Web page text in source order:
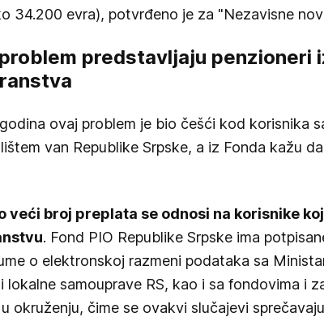
34.200 evra), potvrđeno je za "Nezavisne
predstavljaju penzioneri
ovaj problem je bio češći kod korisnika
van Republike Srpske, a iz Fonda kažu
veći broj preplata se odnosi na korisnike
. Fond PIO Republike Srpske ima
o elektronskoj razmeni podataka sa
lokalne samouprave RS, kao i sa fondovima i
okruženju, čime se ovakvi slučajevi